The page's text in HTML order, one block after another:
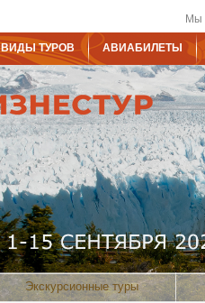
Мы
ВИДЫ ТУРОВ АВИАБИЛЕТЫ
Экскурсионные туры